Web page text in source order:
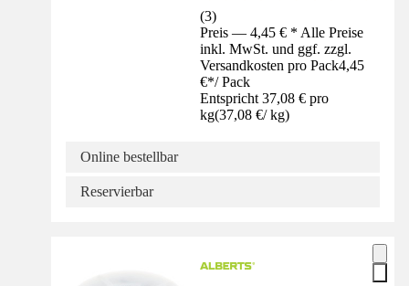
(3)
Preis — 4,45 € * Alle Preise
inkl. MwSt. und ggf. zzgl.
Versandkosten pro Pack4,45
€*/ Pack
Entspricht 37,08 € pro
kg(37,08 €/ kg)
Online bestellbar
Reservierbar